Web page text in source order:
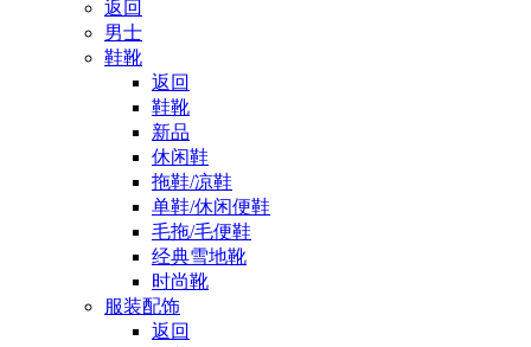
返回
男士
鞋靴
返回
鞋靴
新品
休闲鞋
拖鞋/凉鞋
单鞋/休闲便鞋
毛拖/毛便鞋
经典雪地靴
时尚靴
服装配饰
返回